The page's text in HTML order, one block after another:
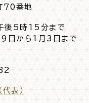
70番地
後5時15分まで
日から1月3日まで
表）